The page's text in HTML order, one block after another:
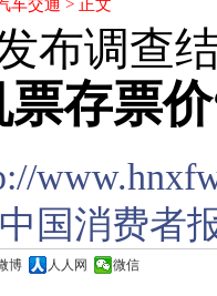
车交通 > 正文
布调查
票存票
中国消费者
博 人人网 微信